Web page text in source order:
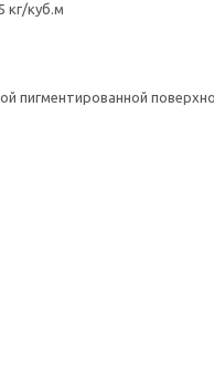
кг/куб.м
пигментированной